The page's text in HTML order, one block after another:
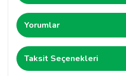
Yorumlar
Taksit Seçenekleri